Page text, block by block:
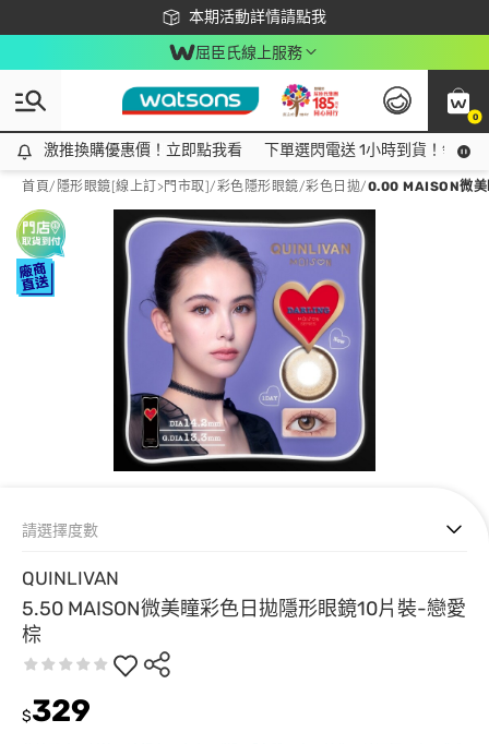
本期活動詳情請點我
下載app最高回饋$350
屈臣氏線上服務
0
激推換購優惠價！立即點我看
激推換購優惠價！立即點我看 下單選閃電送 1小時到貨！領神
首頁/ 隱形眼鏡[線上訂>門市取]/彩色隱形眼鏡/彩色日拋/0.00 MAISON微美
QUINLIVAN
5.50 MAISON微美瞳彩色日拋隱形眼鏡10片裝-戀愛
棕
$329
請選擇度數